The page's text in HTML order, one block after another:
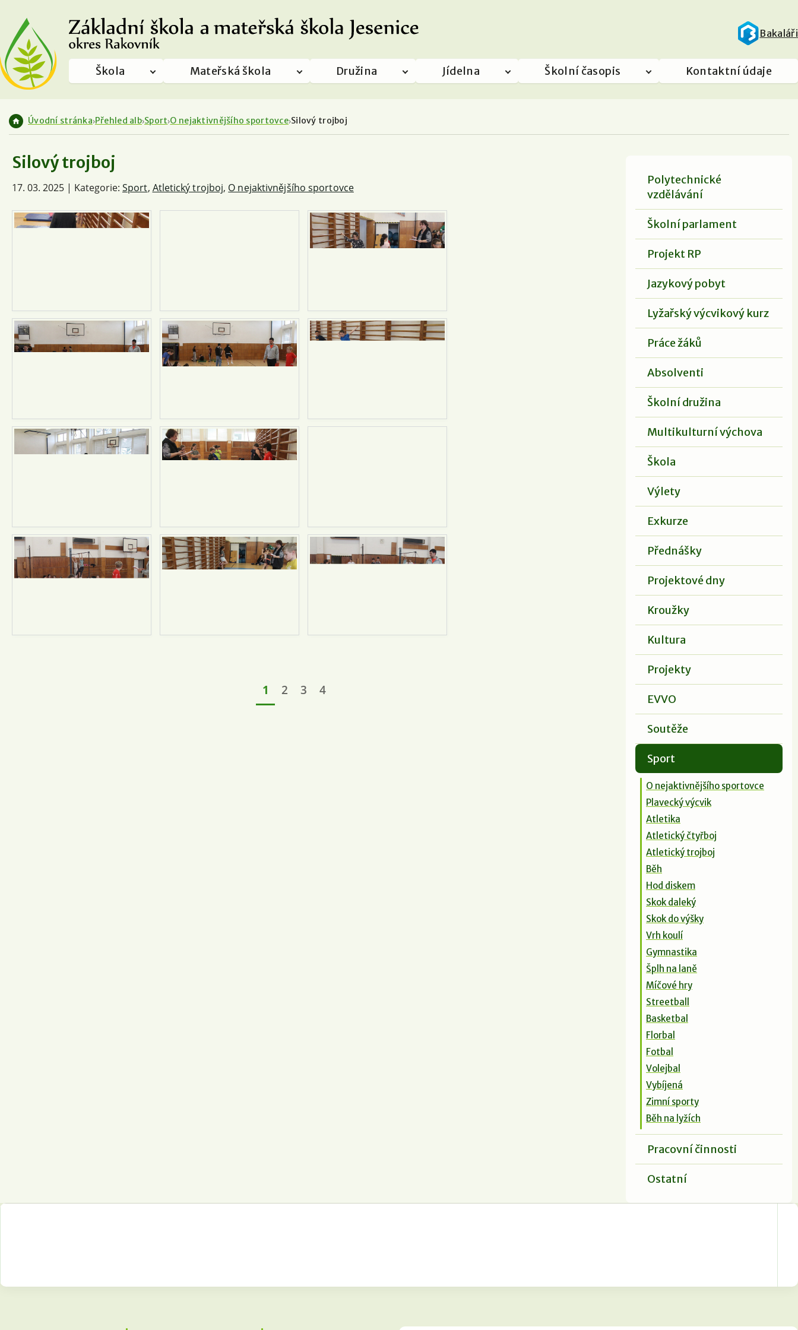
Bakaláři
Škola Mateřská škola Družina Jídelna Školní časopis Kontaktní údaje
Úvodní stránka Přehled alb Sport O nejaktivnějšího sportovce Silový trojboj
Silový trojboj
17. 03. 2025 | Kategorie: Sport, Atletický trojboj, O nejaktivnějšího sportovce
1 2 3 4
Polytechnické
vzdělávání
Školní parlament
Projekt RP
Jazykový pobyt
Lyžařský výcvikový kurz
Práce žáků
Absolventi
Školní družina
Multikulturní výchova
Škola
Výlety
Exkurze
Přednášky
Projektové dny
Kroužky
Kultura
Projekty
EVVO
Soutěže
Sport
O nejaktivnějšího sportovce
Plavecký výcvik
Atletika
Atletický čtyřboj
Atletický trojboj
Běh
Hod diskem
Skok daleký
Skok do výšky
Vrh koulí
Gymnastika
Šplh na laně
Míčové hry
Streetball
Basketbal
Florbal
Fotbal
Volejbal
Vybíjená
Zimní sporty
Běh na lyžích
Pracovní činnosti
Ostatní